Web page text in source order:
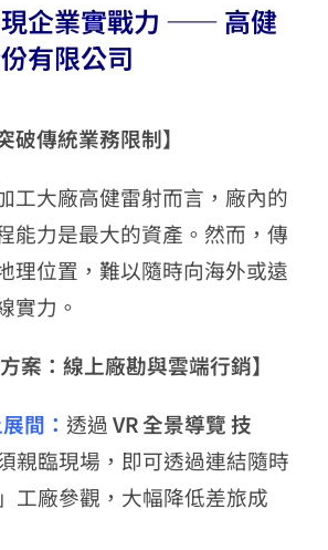
企業實戰力 —— 高健
有限公司
破傳統業務限制】
工大廠高健雷射而言，廠內的
能力是最大的資產。然而，傳
理位置，難以隨時向海外或遠
實力。
方案：線上廠勘與雲端行銷】
間：透過VR 全景導覽 技
親臨現場，即可透過連結隨時
工廠參觀，大幅降低差旅成